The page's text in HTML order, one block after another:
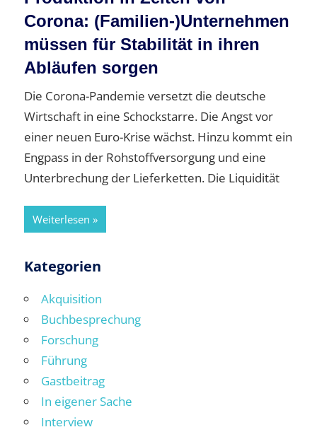
Corona: (Familien-)Unternehmen
müssen für Stabilität in ihren
Abläufen sorgen
Die Corona-Pandemie versetzt die deutsche
Wirtschaft in eine Schockstarre. Die Angst vor
einer neuen Euro-Krise wächst. Hinzu kommt ein
Engpass in der Rohstoffversorgung und eine
Unterbrechung der Lieferketten. Die Liquidität
Weiterlesen
Kategorien
Akquisition
Buchbesprechung
Forschung
Führung
Gastbeitrag
In eigener Sache
Interview